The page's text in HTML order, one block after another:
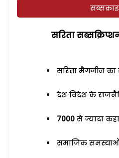
सरिता
सरिता मैगजीन का
देश विदेश के
7000 से ज्यादा
समाजिक